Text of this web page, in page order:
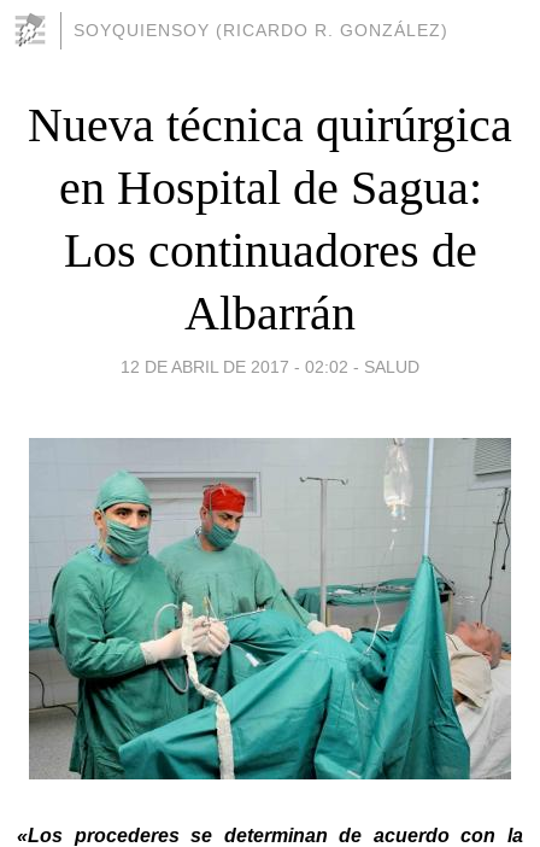
SOYQUIENSOY (RICARDO R. GONZÁLEZ)
Nueva técnica quirúrgica
en Hospital de Sagua:
Los continuadores de
Albarrán
12 DE ABRIL DE 2017 - 02:02 - SALUD
«Los procederes se determinan de acuerdo con la